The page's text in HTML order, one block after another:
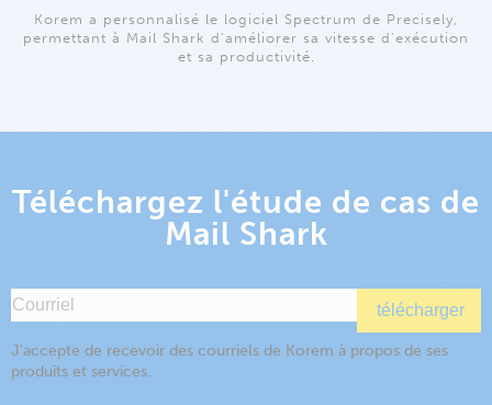
Korem a personnalisé le logiciel Spectrum de Precisely,
permettant à Mail Shark d'améliorer sa vitesse d'exécution
et sa productivité.
Téléchargez l'étude de cas de
Mail Shark